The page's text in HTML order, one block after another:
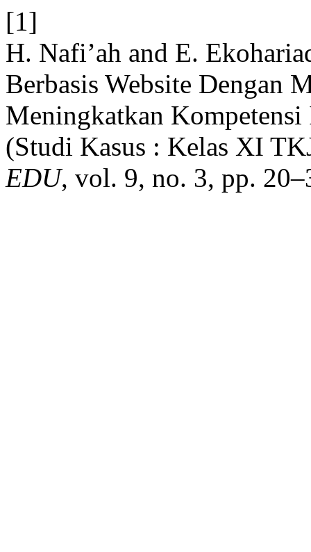
[1]
H. Nafi’ah and E.
Berbasis Website Dengan
Meningkatkan
(Studi Kasus : Kelas XI
EDU, vol. 9, no. 3, pp.